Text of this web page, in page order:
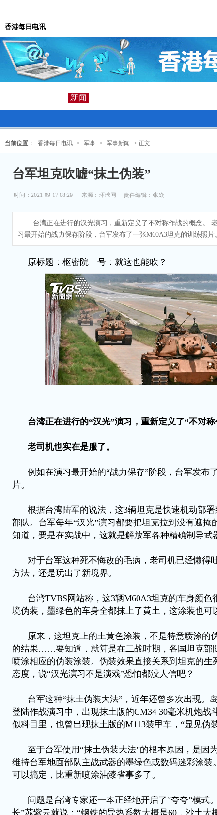
香港每日电讯
新闻
当前位置： 香港每日电讯 > 军事 > 军事新闻 > 正文
台军坦克吹嘘“抹土伪装”
时间：2021-09-17 08:29 来源： 环球网 责任编辑：张焱
台湾正在进行的汉光演习，重新定义了不对称作战的概念。
习最开始的战力保存阶段，台军发布了一张M60A3坦克的训练照片
原标题：枢密院十号：就这也能吹？
台湾正在进行的“汉光”演习，重新定义了“不对
老司机也实在是服了。
例如在演习最开始的“战力保存”阶段，台军发布
片。
根据台湾陆军的说法，这3辆坦克是快速机动部
部队。台军每年“汉光”演习都要把坦克拉到没有遮掩
知道，要是在实战中，这就是解放军各种精确制导武
对于台军这种死不悔改的毛病，老司机已经懒得
方法，还是玩出了新境界。
台湾TVBS网站称，这3辆M60A3坦克的车身颜色
境伪装，墨绿色的车身全都抹上了黄土，这涂装也可
原来，这坦克上的土黄色涂装，不是特意喷涂的
的结果……要知道，就算是在二战时期，各国坦克部
喷涂相应的伪装涂装。伪装效果直接关系到坦克的生
态度，说“汉光演习不是演戏”恐怕都没人信吧？
台军这种“抹土伪装大法”，近年还曾多次出现。
登陆作战演习中，出现抹土版的CM34 30毫米机炮战
似科目里，也曾出现抹土版的M113装甲车，“显见伪
至于台军使用“抹土伪装大法”的根本原因，是因
维持台军地面部队主战武器的墨绿色或数码迷彩涂装
可以搞定，比重新喷涂油漆省事多了。
问题是台湾专家还一本正经地开启了“夸夸”模式
长”苏紫云就说：“钢铁的导热系数大概是60，沙土大